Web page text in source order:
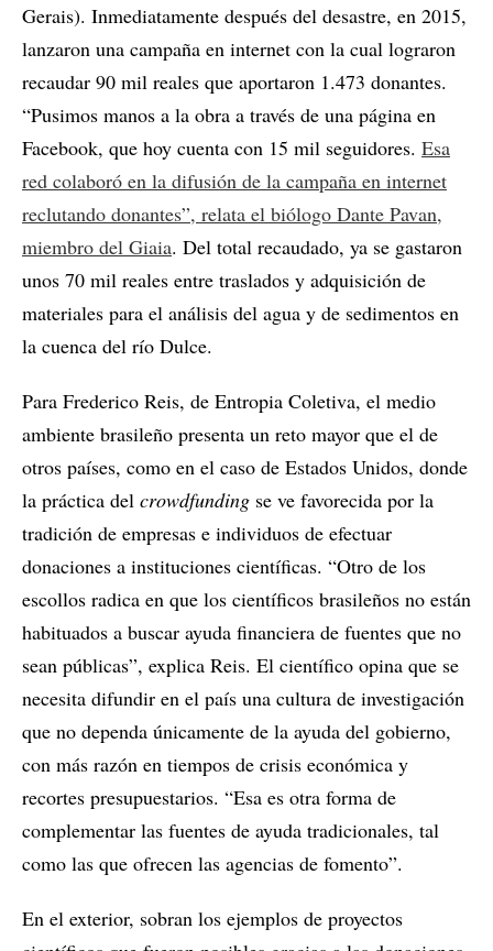
Gerais). Inmediatamente después del desastre, en 2015,
lanzaron una campaña en internet con la cual lograron
recaudar 90 mil reales que aportaron 1.473 donantes.
“Pusimos manos a la obra a través de una página en
Facebook, que hoy cuenta con 15 mil seguidores. Esa
red colaboró en la difusión de la campaña en internet
reclutando donantes”, relata el biólogo Dante Pavan,
miembro del Giaia. Del total recaudado, ya se gastaron
unos 70 mil reales entre traslados y adquisición de
materiales para el análisis del agua y de sedimentos en
la cuenca del río Dulce.
Para Frederico Reis, de Entropia Coletiva, el medio
ambiente brasileño presenta un reto mayor que el de
otros países, como en el caso de Estados Unidos, donde
la práctica del crowdfunding se ve favorecida por la
tradición de empresas e individuos de efectuar
donaciones a instituciones científicas. “Otro de los
escollos radica en que los científicos brasileños no están
habituados a buscar ayuda financiera de fuentes que no
sean públicas”, explica Reis. El científico opina que se
necesita difundir en el país una cultura de investigación
que no dependa únicamente de la ayuda del gobierno,
con más razón en tiempos de crisis económica y
recortes presupuestarios. “Esa es otra forma de
complementar las fuentes de ayuda tradicionales, tal
como las que ofrecen las agencias de fomento”.
En el exterior, sobran los ejemplos de proyectos